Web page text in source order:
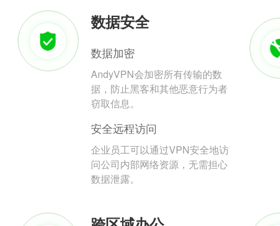
数据安全
数据加密
AndyVPN会加密所有传输的数
据，防止黑客和其他恶意行为者
窃取信息。
安全远程访问
企业员工可以通过VPN安全地访
问公司内部网络资源，无需担心
数据泄露。